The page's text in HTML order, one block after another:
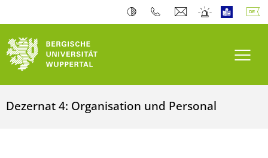
Dezernat 4: Organisation und Personal